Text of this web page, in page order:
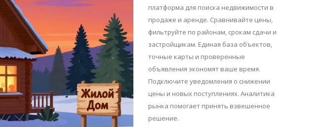
платформа для поиска недвижимости в
продаже и аренде. Сравнивайте цены,
фильтруйте по районам, срокам сдачи и
застройщикам. Единая база объектов,
точные карты и проверенные
объявления экономят ваше время.
Подключите уведомления о снижении
цены и новых поступлениях. Аналитика
рынка помогает принять взвешенное
решение.